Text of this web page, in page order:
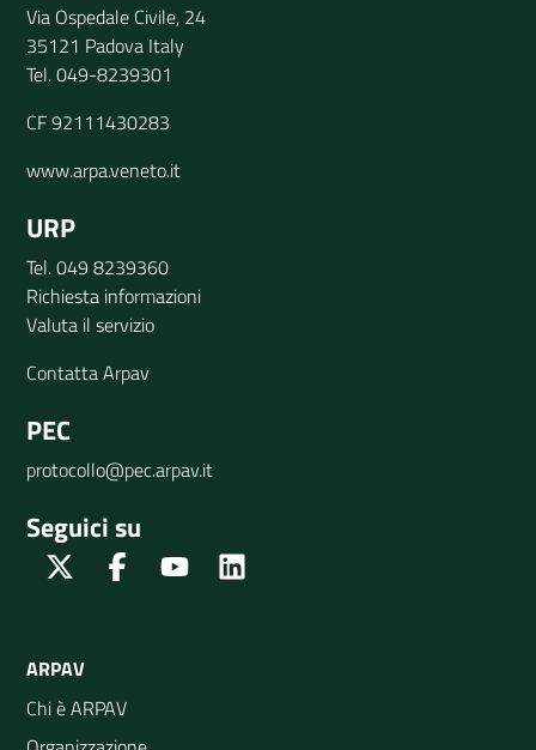
Via Ospedale Civile, 24
35121 Padova Italy
Tel. 049-8239301
CF 92111430283
www.arpa.veneto.it
URP
Tel. 049 8239360
Richiesta informazioni
Valuta il servizio
Contatta Arpav
PEC
protocollo@pec.arpav.it
Seguici su
Twitter FacebookYoutube
ARPAV
Chi è ARPAV